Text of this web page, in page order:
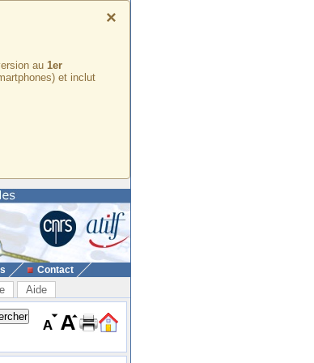
×
au 1er
et inclut
Contact
Aide